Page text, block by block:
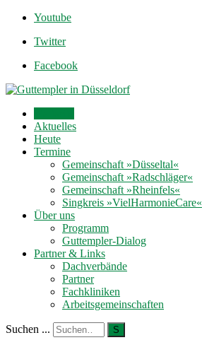
Youtube
Twitter
Facebook
Aktuelles
Heute
Termine
Gemeinschaft »Düsseltal«
Gemeinschaft »Radschläger«
Gemeinschaft »Rheinfels«
Singkreis »VielHarmonieCare«
Über uns
Programm
Guttempler-Dialog
Partner & Links
Dachverbände
Partner
Fachkliniken
Arbeitsgemeinschaften
Suchen ... S